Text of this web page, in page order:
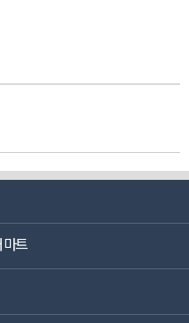
마트